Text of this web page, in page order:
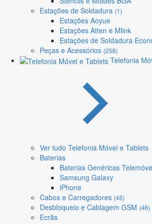
Estações de Soldadura (1)
Estações Aoyue
Estações Atten e Mlink
Estações de Soldadura
Peças e Acessórios (258)
Telefonia
Ver tudo Telefonia Móvel e Tablets
Baterias
Baterias Genéricas
Samsung Galaxy
iPhone
Cabos e Carregadores (45)
Desbloqueio e Cablagem GSM (46)
Ecrãs